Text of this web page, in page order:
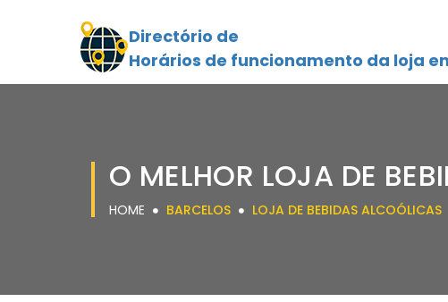
Directório de
Horários de funcionamento da loja
O MELHOR LOJA DE
HOME BARCELOS LOJA DE BEBIDAS ALCOÓLICAS